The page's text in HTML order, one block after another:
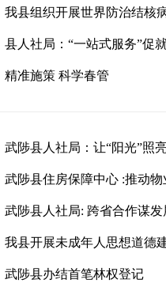
我县组织开展世界防治结核
县人社局：“一站式服务”促
精准施策 科学春管
武陟县人社局：让“阳光”照
武陟县住房保障中心 :推动
武陟县人社局: 跨省合作谋
我县开展未成年人思想道德
武陟县办结首笔林权登记